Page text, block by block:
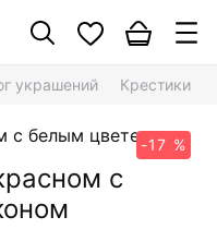
украшений Крестики
-17 %
с